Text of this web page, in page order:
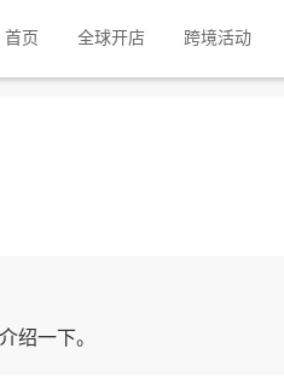
首页 全球开店 跨境活动
绍一下。